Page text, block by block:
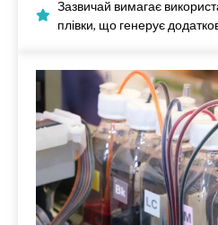
Зазвичай вимагає
плівки, що генерує